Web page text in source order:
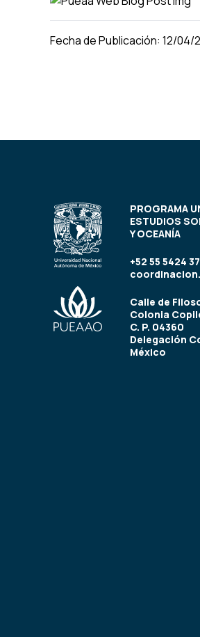
Fecha de Publicación: 12/04/
PROGRAMA
ESTUDIOS
Y OCEANÍA
+52 55 5424
Calle de
Colonia
C. P. 04360
Delegación
México